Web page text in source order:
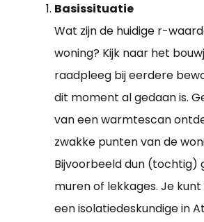
Basissituatie
Wat zijn de huidige r-
woning? Kijk naar het
raadpleeg bij eerdere
dit moment al gedaan is.
van een warmtescan
zwakke punten van de
Bijvoorbeeld dun (tochtig)
muren of lekkages. Je
een isolatiedeskundige in